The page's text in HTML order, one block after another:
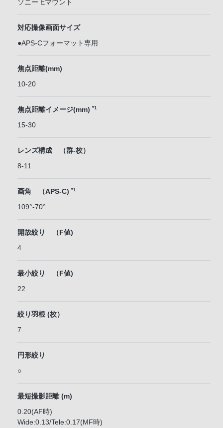
ソニー Eマウント
対応撮像画面サイズ
●APS-Cフォーマット専用
焦点距離(mm)
10-20
焦点距離イメージ(mm) *1
15-30
レンズ構成 （群-枚）
8-11
画角 （APS-C) *1
109°-70°
開放絞り （F値)
4
最小絞り （F値)
22
絞り羽根 (枚）
7
円形絞り
○
最短撮影距離 (m)
0.20(AF時)
Wide:0.13/Tele:0.17(MF時)